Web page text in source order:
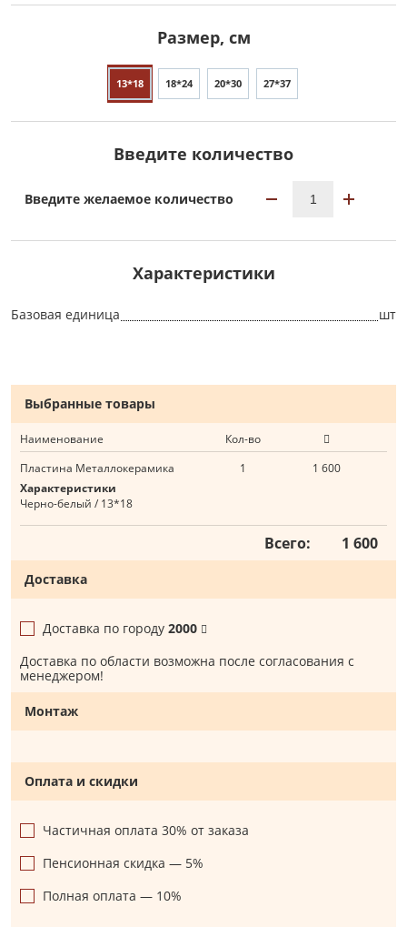
Размер, см
13*18 18*24 20*30 27*37
Введите количество
Введите желаемое количество
Характеристики
Базовая единица шт
Выбранные товары
Наименование
Кол-во
Пластина Металлокерамика
1
1 600
Характеристики
Черно-белый / 13*18
Всего: 1 600
Доставка
Доставка по городу 2000
Доставка по области возможна после согласования с
менеджером!
Монтаж
Оплата и скидки
Частичная оплата 30% от заказа
Пенсионная скидка — 5%
Полная оплата — 10%